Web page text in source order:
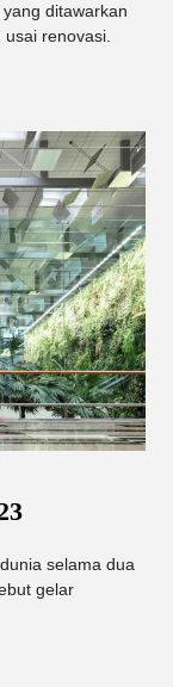
ditawarkan
usai renovasi.
selama dua
gelar